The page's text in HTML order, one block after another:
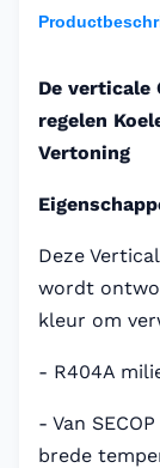
De verticale
regelen
Vertoning
Deze
wordt
kleur om
- R404A
- Van
brede